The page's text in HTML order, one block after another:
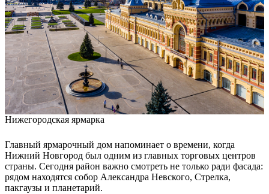
Нижегородская ярмарка
Главный ярмарочный дом напоминает о времени, когда
Нижний Новгород был одним из главных торговых центров
страны. Сегодня район важно смотреть не только ради фасада:
рядом находятся собор Александра Невского, Стрелка,
пакгаузы и планетарий.